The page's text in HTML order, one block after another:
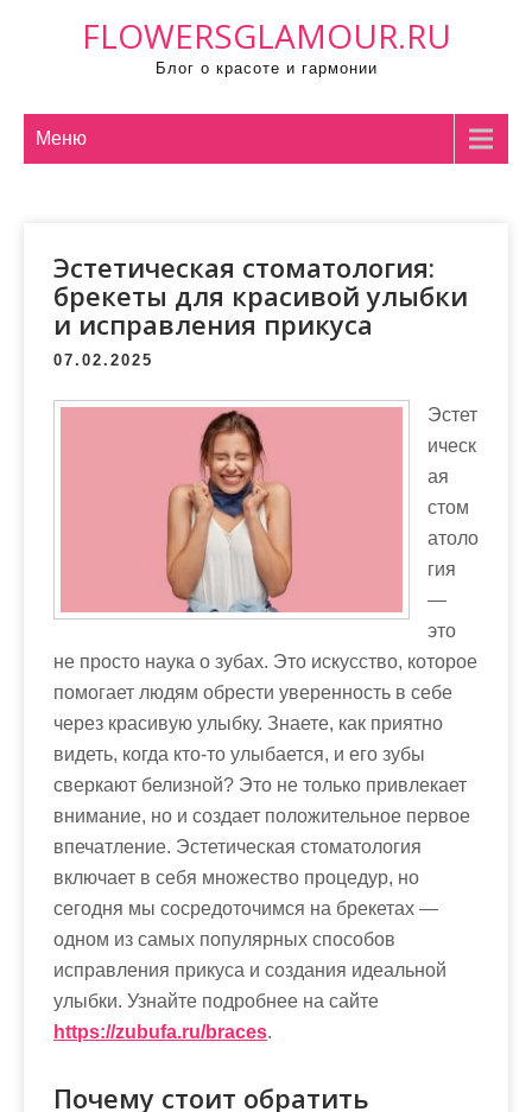
FLOWERSGLAMOUR.RU
Блог о красоте и гармонии
Меню
Эстетическая стоматология:
брекеты для красивой улыбки
и исправления прикуса
07.02.2025
Эстет
ическ
ая
стом
атоло
гия
—
это
не просто наука о зубах. Это искусство, которое
помогает людям обрести уверенность в себе
через красивую улыбку. Знаете, как приятно
видеть, когда кто-то улыбается, и его зубы
сверкают белизной? Это не только привлекает
внимание, но и создает положительное первое
впечатление. Эстетическая стоматология
включает в себя множество процедур, но
сегодня мы сосредоточимся на брекетах —
одном из самых популярных способов
исправления прикуса и создания идеальной
улыбки. Узнайте подробнее на сайте
https://zubufa.ru/braces.
Почему стоит обратить